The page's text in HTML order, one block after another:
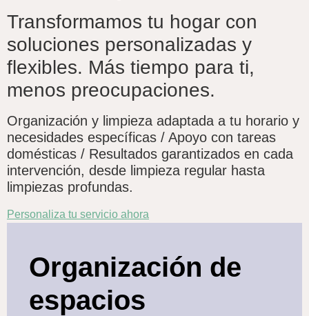
Transformamos tu hogar con
soluciones personalizadas y
flexibles. Más tiempo para ti,
menos preocupaciones.
Organización y limpieza adaptada a tu horario y
necesidades específicas / Apoyo con tareas
domésticas / Resultados garantizados en cada
intervención, desde limpieza regular hasta
limpiezas profundas.
Personaliza tu servicio ahora
Organización de
espacios